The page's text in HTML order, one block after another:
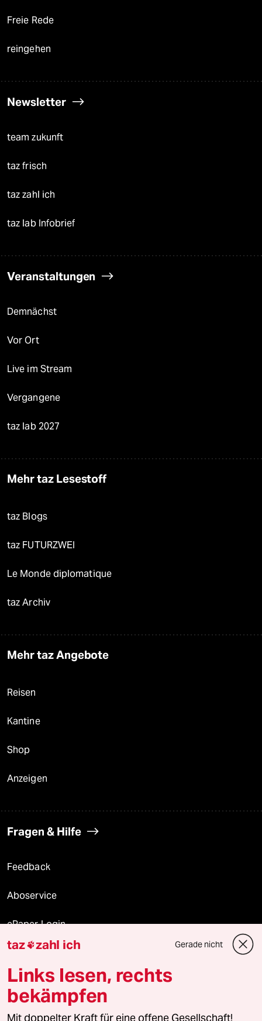
Freie Rede
reingehen
Newsletter
team zukunft
taz frisch
taz zahl ich
taz lab Infobrief
Veranstaltungen
Demnächst
Vor Ort
Live im Stream
Vergangene
taz lab 2027
Mehr taz Lesestoff
taz Blogs
taz FUTURZWEI
Le Monde diplomatique
taz Archiv
Mehr taz Angebote
Reisen
Kantine
Shop
Anzeigen
Fragen & Hilfe
Feedback
Aboservice
ePaper Login
Downloads für Abonnierende
© 2026 taz Verlags und Vertriebs GmbH
Alle Rechte vorbehalten. Bei rechtlichen Fragen oder für Genehmigungen
taz zahl ich Gerade nicht
Links lesen, rechts
bekämpfen
Mit doppelter Kraft für eine offene Gesellschaft!